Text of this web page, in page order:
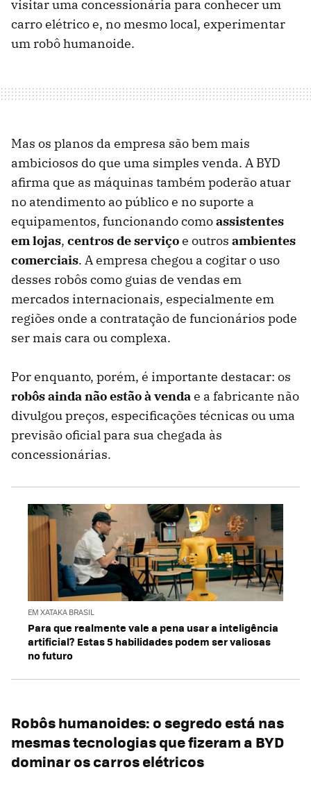
visitar uma concessionária para conhecer um
carro elétrico e, no mesmo local, experimentar
um robô humanoide.
Mas os planos da empresa são bem mais
ambiciosos do que uma simples venda. A BYD
afirma que as máquinas também poderão atuar
no atendimento ao público e no suporte a
equipamentos, funcionando comoassistentes
em lojas, centros de serviçoe outros ambientes
comerciais. A empresa chegou a cogitar o uso
desses robôs como guias de vendas em
mercados internacionais, especialmente em
regiões onde a contratação de funcionários pode
ser mais cara ou complexa.
Por enquanto, porém, é importante destacar: os
robôs ainda não estão à vendae a fabricante não
divulgou preços, especificações técnicas ou uma
previsão oficial para sua chegada às
concessionárias.
EM XATAKA BRASIL
Para que realmente vale a pena usar a inteligência
artificial? Estas 5 habilidades podem ser valiosas
no futuro
Robôs humanoides: o segredo está nas
mesmas tecnologias que fizeram a BYD
dominar os carros elétricos